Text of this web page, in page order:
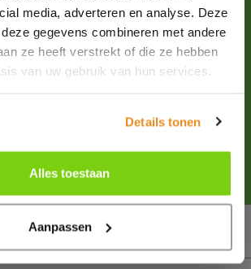
media, adverteren en analyse. Deze
gegevens combineren met andere
ze heeft verstrekt of die ze hebben
van uw gebruik van hun services.
Details tonen
Alles toestaan
Aanpassen
Do you have questions?
Contactour experts!